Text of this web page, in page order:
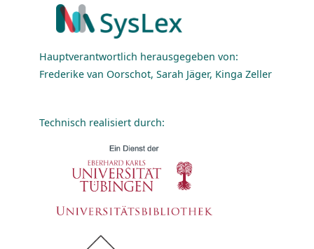
Hauptverantwortlich herausgegeben von:
Frederike van Oorschot, Sarah Jäger, Kinga Zeller
Technisch realisiert durch: